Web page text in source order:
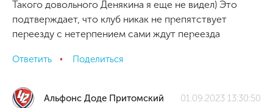
Такого довольного Денякина я еще не видел) Это
подтверждает, что клуб никак не препятствует
переезду с нетерпением сами ждут переезда
Ответить Поделиться
Альфонс Доде Притомский
01.09.2023 13:30:50